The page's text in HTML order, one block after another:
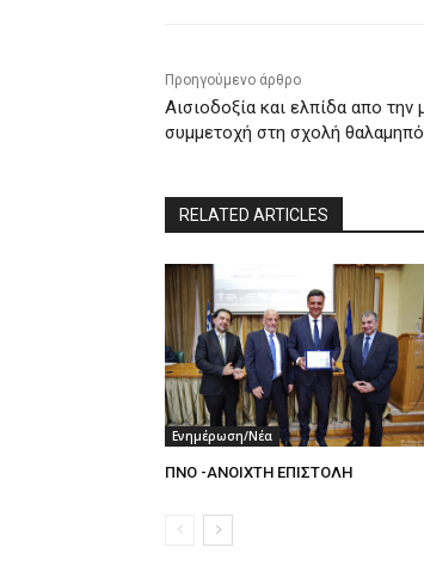
Προηγούμενο άρθρο
Αισιοδοξία και ελπίδα απο την
συμμετοχή στη σχολή
RELATED ARTICLES
Ενημέρωση/Νέα
ΠΝΟ -ΑΝΟΙΧΤΗ ΕΠΙΣΤΟΛΗ